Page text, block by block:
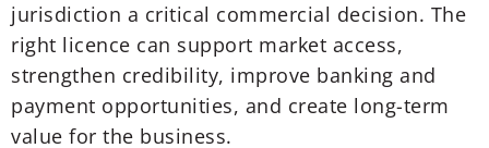
jurisdiction a critical commercial decision. The
right licence can support market access,
strengthen credibility, improve banking and
payment opportunities, and create long-term
value for the business.